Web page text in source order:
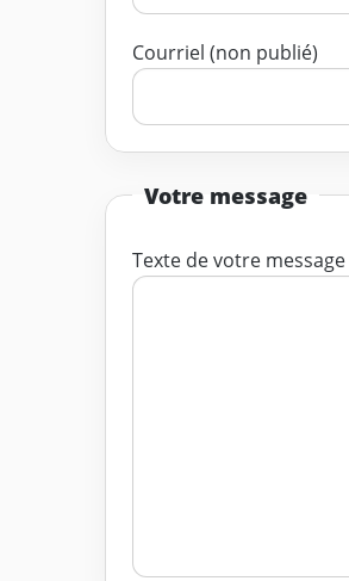
Courriel (non publié)
Votre message